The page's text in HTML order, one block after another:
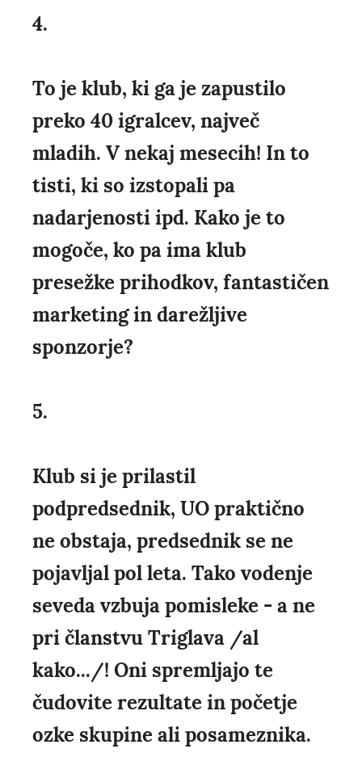
4.
To je klub, ki ga je zapustilo
preko 40 igralcev, največ
mladih. V nekaj mesecih! In to
tisti, ki so izstopali pa
nadarjenosti ipd. Kako je to
mogoče, ko pa ima klub
presežke prihodkov, fantastičen
marketing in darežljive
sponzorje?
5.
Klub si je prilastil
podpredsednik, UO praktično
ne obstaja, predsednik se ne
pojavljal pol leta. Tako vodenje
seveda vzbuja pomisleke - a ne
pri članstvu Triglava /al
kako.../! Oni spremljajo te
čudovite rezultate in početje
ozke skupine ali posameznika.